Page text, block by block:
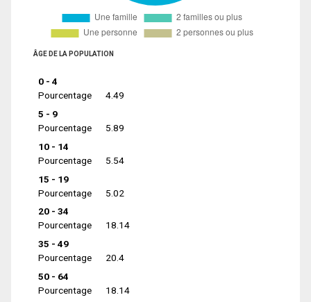
ÂGE DE LA POPULATION
0 - 4
Pourcentage
4.49
5 - 9
Pourcentage
5.89
10 - 14
Pourcentage
5.54
15 - 19
Pourcentage
5.02
20 - 34
Pourcentage
18.14
35 - 49
Pourcentage
20.4
50 - 64
Pourcentage
18.14